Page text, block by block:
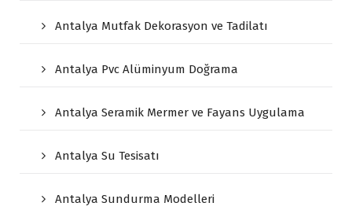
Antalya Mutfak Dekorasyon ve Tadilatı
Antalya Pvc Alüminyum Doğrama
Antalya Seramik Mermer ve Fayans Uygulama
Antalya Su Tesisatı
Antalya Sundurma Modelleri